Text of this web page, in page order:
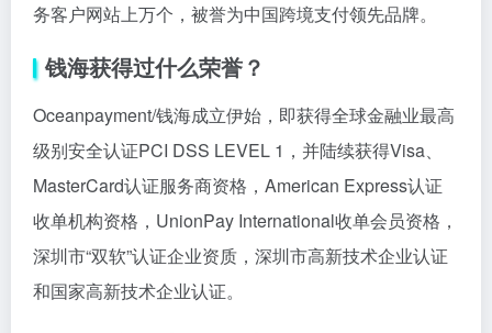
务客户网站上万个，被誉为中国跨境支付领先品牌。
钱海获得过什么荣誉？
Oceanpayment/钱海成立伊始，即获得全球金融业最高
级别安全认证PCI DSS LEVEL 1，并陆续获得Visa、
MasterCard认证服务商资格，American Express认证
收单机构资格，UnionPay International收单会员资格，
深圳市“双软”认证企业资质，深圳市高新技术企业认证
和国家高新技术企业认证。